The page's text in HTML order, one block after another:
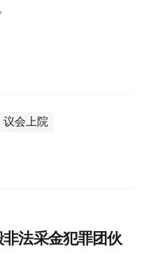
议会上院
法采金犯罪团伙